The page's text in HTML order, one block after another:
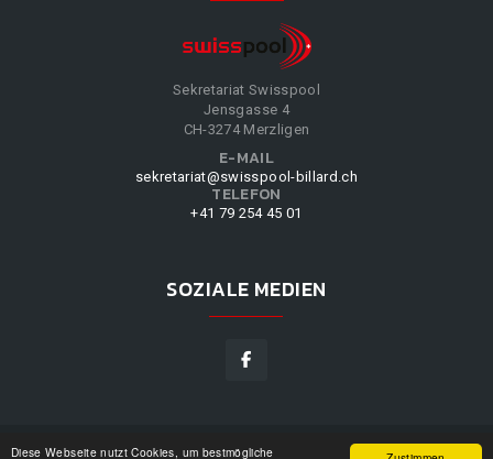
Diese Webseite nutzt Cookies, um bestmögliche
Sekretariat Swisspool
Jensgasse 4
CH-3274 Merzligen
E-MAIL
sekretariat@swisspool-billard.ch
TELEFON
+41 79 254 45 01
SOZIALE MEDIEN